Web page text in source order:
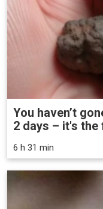
You haven’t
2 days – it's
6 h 31 min